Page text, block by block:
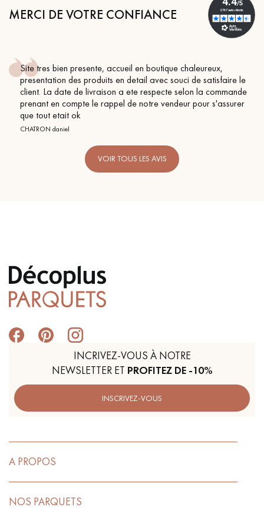
Un expert Décoplus Parquets vous appelle
Demandez un rendez-vous personnalisé
MERCI DE VOTRE CONFIANCE
Site tres bien presente, accueil en boutique chaleureux,
presentation des produits en detail avec souci de satisfaire le
client. La date de livraison a ete respecte selon la commande
prenant en compte le rappel de notre vendeur pour s'assurer
que tout etait ok
CHATRON daniel
VOIR TOUS LES AVIS
INCRIVEZ-VOUS À NOTRE
NEWSLETTER ET PROFITEZ DE -10%
INSCRIVEZ-VOUS
A PROPOS
NOS PARQUETS